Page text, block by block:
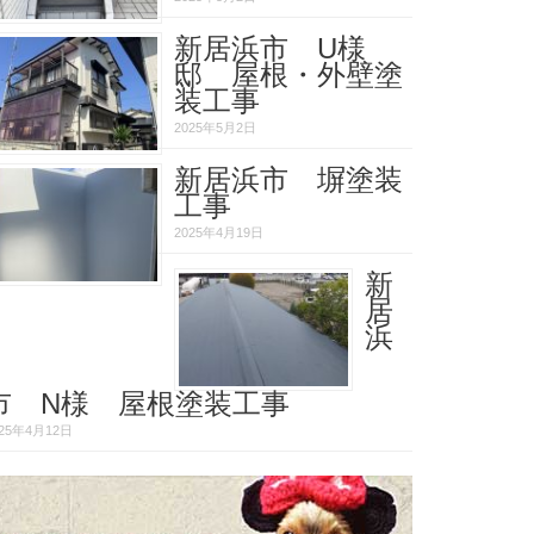
新居浜市 U様
邸 屋根・外壁塗
装工事
2025年5月2日
新居浜市 塀塗装
工事
2025年4月19日
新
居
浜
N様 屋根塗装工事
年4月12日